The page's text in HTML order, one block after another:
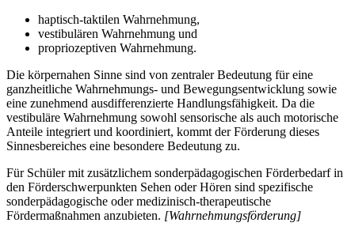
haptisch-taktilen Wahrnehmung,
vestibulären Wahrnehmung und
propriozeptiven Wahrnehmung.
Die körpernahen Sinne sind von zentraler Bedeutung für eine
ganzheitliche Wahrnehmungs- und Bewegungsentwicklung sowie
eine zunehmend ausdifferenzierte Handlungsfähigkeit. Da die
vestibuläre Wahrnehmung sowohl sensorische als auch motorische
Anteile integriert und koordiniert, kommt der Förderung dieses
Sinnesbereiches eine besondere Bedeutung zu.
Für Schüler mit zusätzlichem sonderpädagogischen Förderbedarf in
den Förderschwerpunkten Sehen oder Hören sind spezifische
sonderpädagogische oder medizinisch-therapeutische
Fördermaßnahmen anzubieten. [Wahrnehmungsförderung]